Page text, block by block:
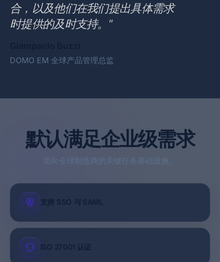
合，以及他们在我们提出具体需求
时提供的及时支持。”
DOMO EM 全球产品管理总监
默认满足企业级需求
面向全球制造商的关键任务基础设施。
支持 SSO 与 SAML